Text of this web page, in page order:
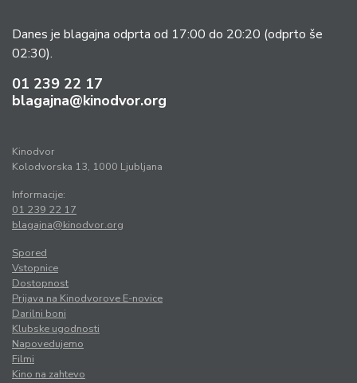
Danes je blagajna odprta od 17:00 do 20:20 (odprto še
02:30).
01 239 22 17
blagajna@kinodvor.org
Kinodvor
Kolodvorska 13, 1000 Ljubljana
Informacije:
01 239 22 17
blagajna@kinodvor.org
Spored
Vstopnice
Dostopnost
Prijava na Kinodvorove E-novice
Darilni boni
Klubske ugodnosti
Napovedujemo
Filmi
Kino na zahtevo